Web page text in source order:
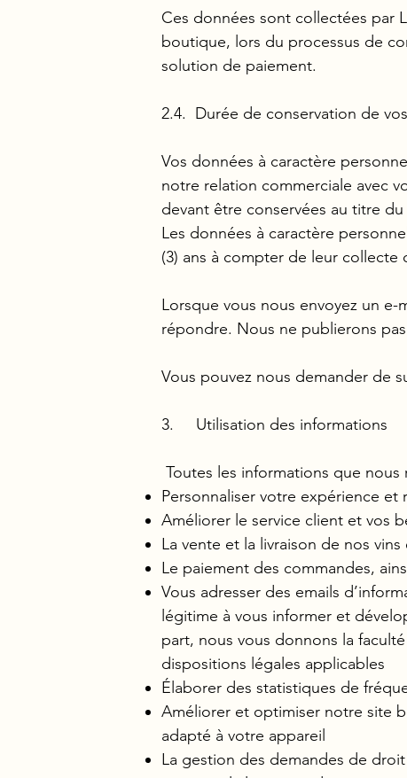
Ces données sont collectées par
boutique, lors du processus de
solution de paiement.
2.4. Durée de conservation de
Vos données à caractère
notre relation commerciale avec
devant être conservées au titre
Les données à caractère
(3) ans à compter de leur
Lorsque vous nous envoyez un
répondre. Nous ne publierons
Vous pouvez nous demander de
3. Utilisation des informations
Toutes les informations que
Personnaliser votre expérience
Améliorer le service client et vos
La vente et la livraison de nos
Le paiement des commandes,
Vous adresser des emails
légitime à vous informer et
part, nous vous donnons la
dispositions légales applicables
Élaborer des statistiques de
Améliorer et optimiser notre site
adapté à votre appareil
La gestion des demandes de